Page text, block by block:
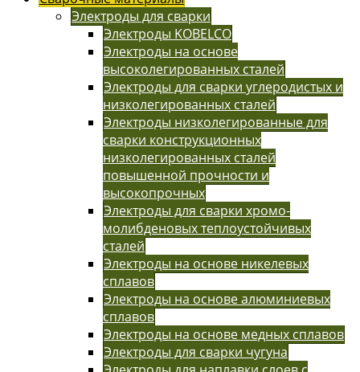
Электроды для сварки
Электроды KOBELCO
Электроды на основе
высоколегированных сталей
Электроды для сварки углеродистых и
низколегированных сталей
Электроды низколегированные для
сварки конструкционных
низколегированных сталей
повышенной прочности и
высокопрочных
Электроды для сварки хромо-
молибденовых теплоустойчивых
сталей
Электроды на основе никелевых
сплавов
Электроды на основе алюминиевых
сплавов
Электроды на основе медных сплавов
Электроды для сварки чугуна